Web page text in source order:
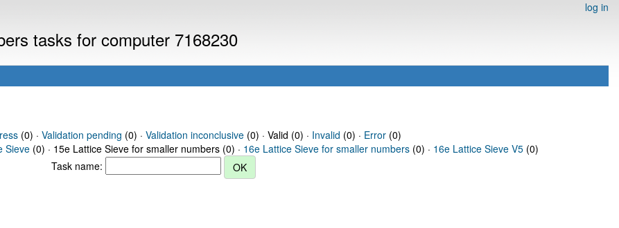
log in
tasks for computer 7168230
(0) · Validation pending (0) · Validation inconclusive(0) · Valid (0) · Invalid (0) · Error(0)
Sieve (0) · 15e Lattice Sieve for smaller numbers (0) · 16e Lattice Sieve for smaller numbers (0) · 16e Lattice Sieve V5 (0)
Task name: